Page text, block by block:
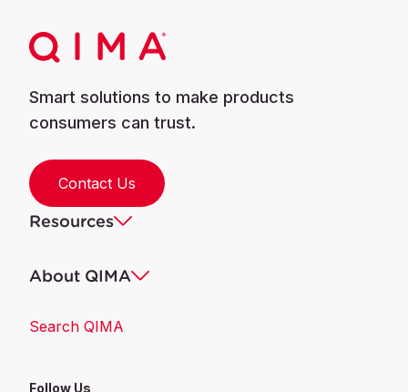
Smart solutions to make products
consumers can trust.
Contact Us
Resources
About QIMA
Search QIMA
Follow Us